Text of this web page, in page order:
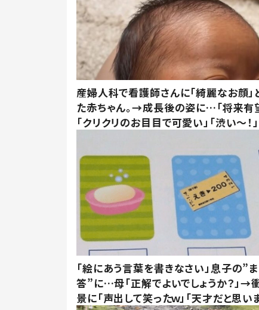
産婦人科で看護師さんに「綺麗なお顔」
た赤ちゃん。→成長後の姿に…「将来有
「クリクリのお目目で可愛い」「渋い～！」
「絵にあう言葉を書きなさい」息子の”
答”に…母「正解でよいでしょうか？」→
景に「声出して笑ったｗ」「天才だと思い